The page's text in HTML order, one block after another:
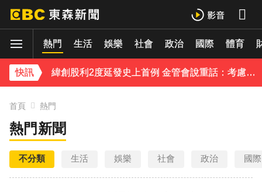
即時 熱門 生活 娛樂 社會 政治 國際 體育
快訊
慈濟採購BNT遭詐10億 基金會：將全力配合調查
防空演習登場！高雄街頭瞬間淨空 直擊畫面曝光
緯創股利2度延發史上首例 金管會說重話：考慮收回股務自辦
下載東森App，隨時掌握天下大小事！
首頁 熱門
熱門新聞
不分類 生活 娛樂 社會 政治 國際